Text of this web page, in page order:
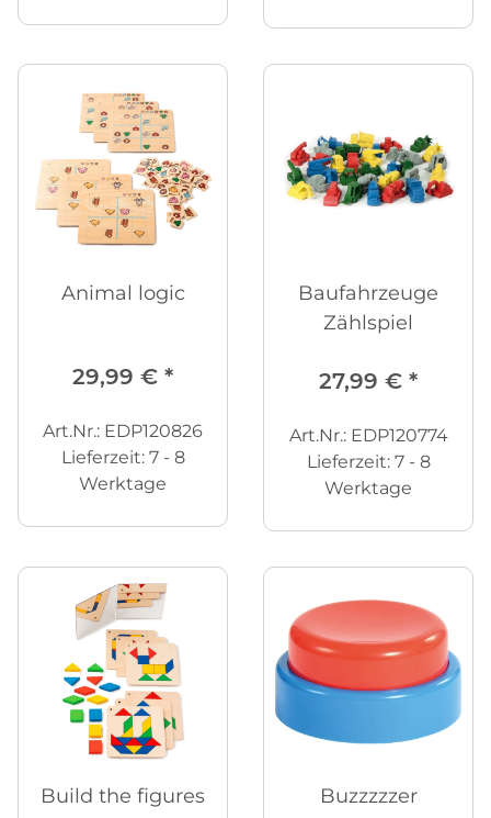
Animal logic
29,99 € *
Art.Nr.: EDP120826
Lieferzeit: 7 - 8
Werktage
Baufahrzeuge
Zählspiel
27,99 € *
Art.Nr.: EDP120774
Lieferzeit: 7 - 8
Werktage
Build the figures Buzzzzzer